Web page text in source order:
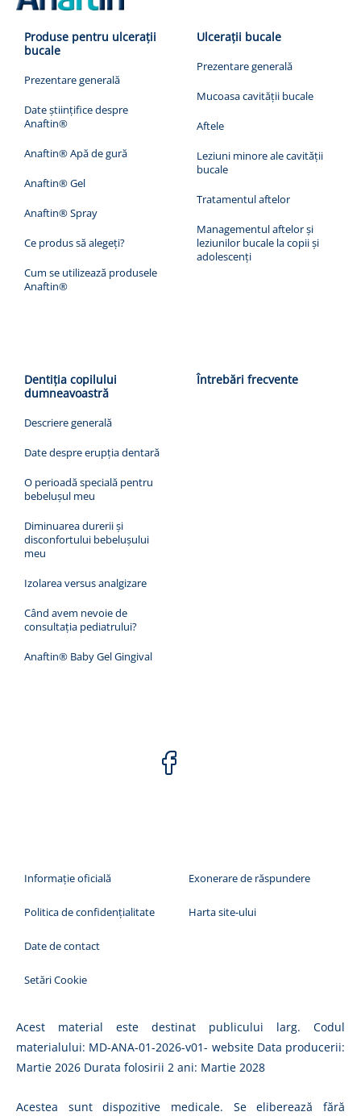
Produse pentru ulcerații
bucale
Prezentare generală
Date științifice despre
Anaftin®
Anaftin® Apă de gură
Anaftin® Gel
Anaftin® Spray
Ce produs să alegeți?
Cum se utilizează produsele
Anaftin®
Ulcerații bucale
Prezentare generală
Mucoasa cavității bucale
Aftele
Leziuni minore ale cavității
bucale
Tratamentul aftelor
Managementul aftelor și
leziunilor bucale la copii și
adolescenți
Dentiția copilului
dumneavoastră
Descriere generală
Date despre erupția dentară
O perioadă specială pentru
bebelușul meu
Diminuarea durerii și
disconfortului bebelușului
meu
Izolarea versus analgizare
Când avem nevoie de
consultația pediatrului?
Anaftin® Baby Gel Gingival
Întrebări frecvente
Informaţie oficială Exonerare de răspundere
Politica de confidențialitate Harta site-ului
Date de contact
Setări Cookie
Acest material este destinat publicului larg. Codul
materialului: MD-ANA-01-2026-v01- website Data producerii:
Martie 2026 Durata folosirii 2 ani: Martie 2028
Acestea sunt dispozitive medicale. Se eliberează fără